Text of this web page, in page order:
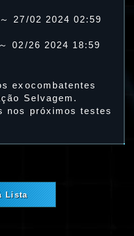
27/02 2024 02:59
02/26 2024 18:59
exocombatentes
Selvagem.
nos próximos testes
Lista